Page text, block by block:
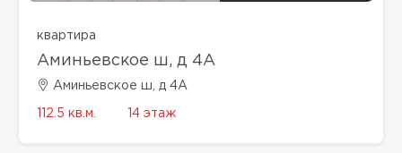
квартира
Аминьевское ш, д 4А
Аминьевское ш, д 4А
112.5 кв.м. 14 этаж